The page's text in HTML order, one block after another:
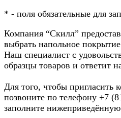
* - поля обязательные для
Компания “Скилл”
выбрать напольное
Наш специалист с
образцы товаров и ответит
Для того, чтобы пригласить
позвоните по телефону +7
заполните